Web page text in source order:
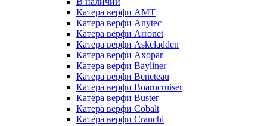
Катера верфи AMT
Катера верфи Anytec
Катера верфи Arronet
Катера верфи Askeladden
Катера верфи Axopar
Катера верфи Bayliner
Катера верфи Beneteau
Катера верфи Boarncruiser
Катера верфи Buster
Катера верфи Cobalt
Катера верфи Cranchi